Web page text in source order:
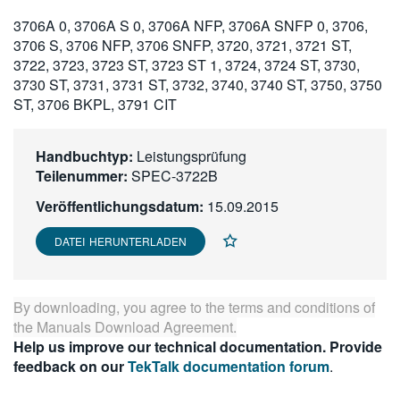
3706A 0, 3706A S 0, 3706A NFP, 3706A SNFP 0, 3706,
3706 S, 3706 NFP, 3706 SNFP, 3720, 3721, 3721 ST,
3722, 3723, 3723 ST, 3723 ST 1, 3724, 3724 ST, 3730,
3730 ST, 3731, 3731 ST, 3732, 3740, 3740 ST, 3750, 3750
ST, 3706 BKPL, 3791 CIT
Handbuchtyp: Leistungsprüfung
Teilenummer: SPEC-3722B
Veröffentlichungsdatum: 15.09.2015
DATEI HERUNTERLADEN
By downloading, you agree to the terms and conditions of
the Manuals Download Agreement.
Help us improve our technical documentation. Provide
feedback on ourTekTalk documentation forum.